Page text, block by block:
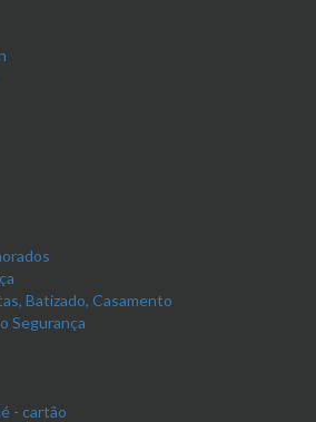
Batizado, Casamento
Segurança
- cartão